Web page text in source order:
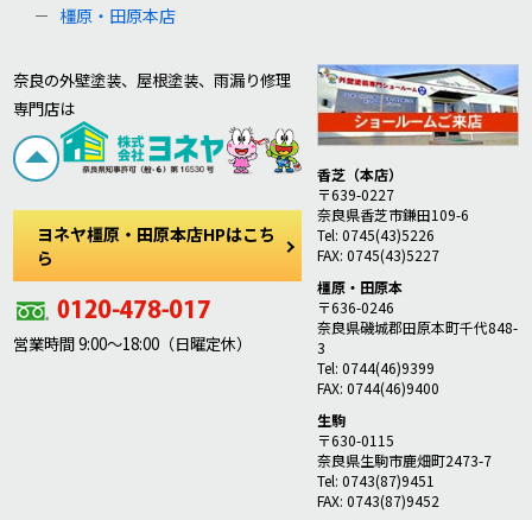
橿原・田原本店
奈良の外壁塗装、屋根塗装、雨漏り修理
専門店は
ヨネヤ橿原・田原本店HPはこち
ら
営業時間 9:00～18:00（日曜定休）
香芝（本店）
〒639-0227
奈良県香芝市鎌田109-6
Tel: 0745(43)5226
FAX: 0745(43)5227
橿原・田原本
〒636-0246
奈良県磯城郡田原本町千代848-
3
Tel: 0744(46)9399
FAX: 0744(46)9400
生駒
〒630-0115
奈良県生駒市鹿畑町2473-7
Tel: 0743(87)9451
FAX: 0743(87)9452